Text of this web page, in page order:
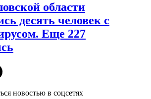
области
десять человек с
Еще 227
новостью в соцсетях